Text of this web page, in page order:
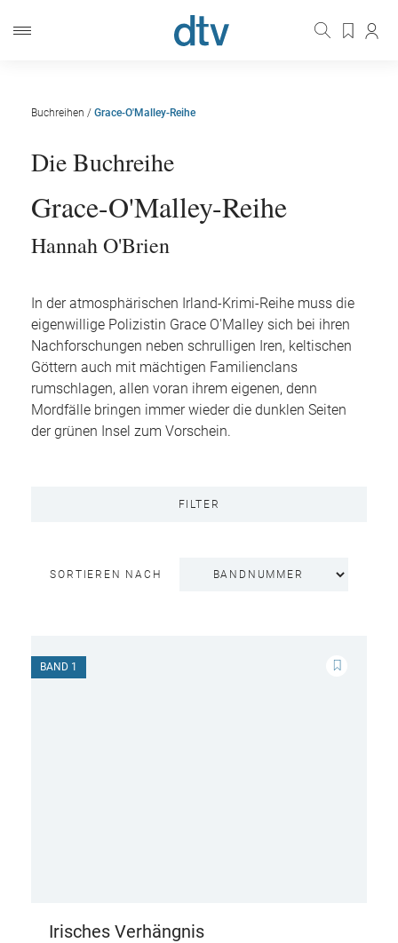
Buchreihen / Grace-O'Malley-Reihe
Die Buchreihe
Grace-O'Malley-Reihe
Hannah O'Brien
In der atmosphärischen Irland-Krimi-Reihe muss die
eigenwillige Polizistin Grace O'Malley sich bei ihren
Nachforschungen neben schrulligen Iren, keltischen
Göttern auch mit mächtigen Familienclans
rumschlagen, allen voran ihrem eigenen, denn
Mordfälle bringen immer wieder die dunklen Seiten
der grünen Insel zum Vorschein.
FILTER
SORTIEREN NACH
BAND 1
Irisches Verhängnis